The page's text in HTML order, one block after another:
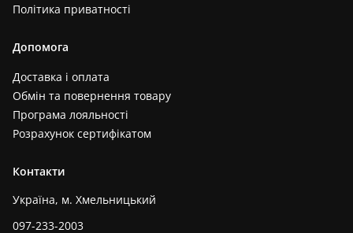
Політика приватності
Допомога
Доставка і оплата
Обмін та повернення товару
Програма лояльності
Розрахунок сертифікатом
Контакти
Україна, м. Хмельницький
097-233-2003